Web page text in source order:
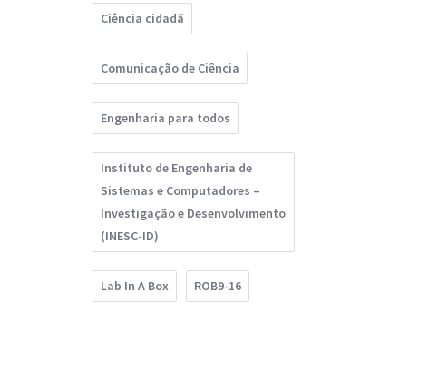
Ciência cidadã
Comunicação de Ciência
Engenharia para todos
Instituto de Engenharia de
Sistemas e Computadores –
Investigação e Desenvolvimento
(INESC-ID)
Lab In A Box ROB9-16